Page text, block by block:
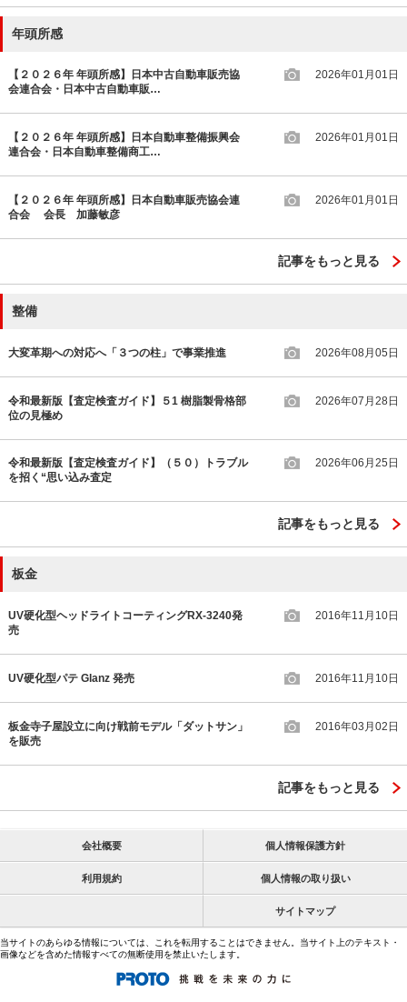
年頭所感
【２０２６年 年頭所感】日本中古自動車販売協
会連合会・日本中古自動車販…
2026年01月01日
【２０２６年 年頭所感】日本自動車整備振興会
連合会・日本自動車整備商工…
2026年01月01日
【２０２６年 年頭所感】日本自動車販売協会連
合会 会長 加藤敏彦
2026年01月01日
記事をもっと見る
整備
大変革期への対応へ「３つの柱」で事業推進 2026年08月05日
令和最新版【査定検査ガイド】５1 樹脂製骨格部
位の見極め
2026年07月28日
令和最新版【査定検査ガイド】（５０）トラブル
を招く“思い込み査定
2026年06月25日
記事をもっと見る
板金
UV硬化型ヘッドライトコーティングRX-3240発
売
2016年11月10日
UV硬化型パテ Glanz 発売 2016年11月10日
板金寺子屋設立に向け戦前モデル「ダットサン」
を販売
2016年03月02日
記事をもっと見る
会社概要 個人情報保護方針
利用規約 個人情報の取り扱い
サイトマップ
当サイトのあらゆる情報については、これを転用することはできません。当サイト上のテキスト・
画像などを含めた情報すべての無断使用を禁止いたします。